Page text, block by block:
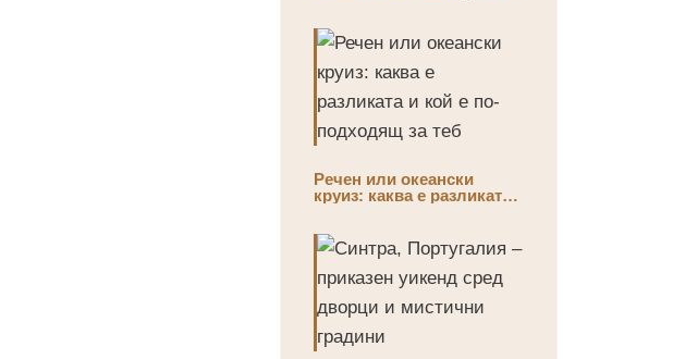
Joyce (@EdsandJoyce)
Речен или океански
круиз: каква е разликата